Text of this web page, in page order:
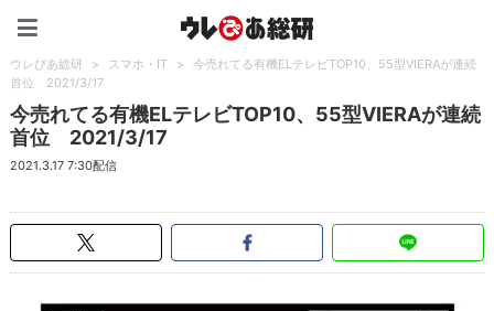
ウレぴあ総研 > スマホ・IT >
今売れてる有機ELテレビTOP10、55型VIERAが連続
首位 2021/3/17
今売れてる有機ELテレビTOP10、55型VIERAが連続
首位 2021/3/17
2021.3.17 7:30配信